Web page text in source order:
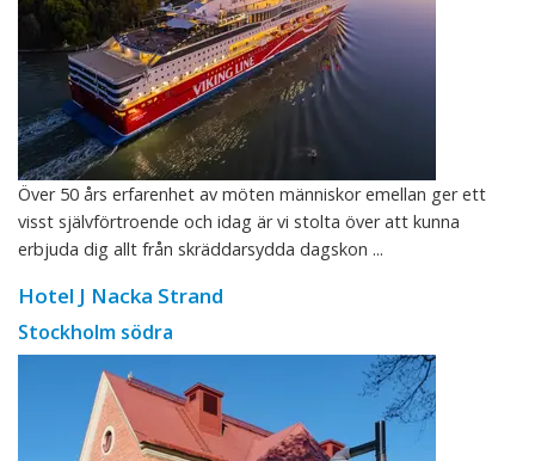
Över 50 års erfarenhet av möten människor emellan ger ett
visst självförtroende och idag är vi stolta över att kunna
erbjuda dig allt från skräddarsydda dagskon ...
Hotel J Nacka Strand
Stockholm södra